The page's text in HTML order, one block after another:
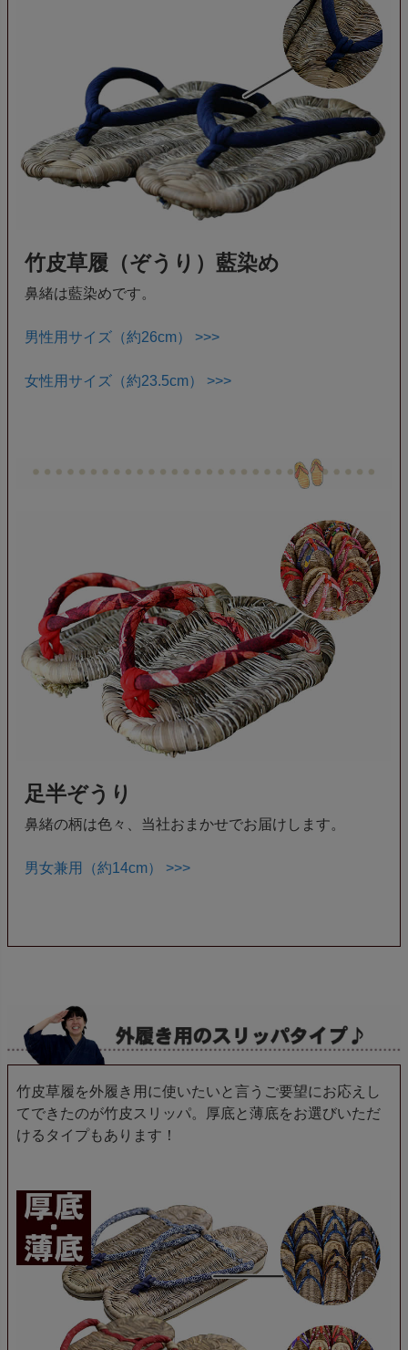
竹皮草履（ぞうり）藍染め
鼻緒は藍染めです。
男性用サイズ（約26cm） >>>
女性用サイズ（約23.5cm） >>>
足半ぞうり
鼻緒の柄は色々、当社おまかせでお届けします。
男女兼用（約14cm） >>>
竹皮草履を外履き用に使いたいと言うご要望にお応えし
てできたのが竹皮スリッパ。厚底と薄底をお選びいただ
けるタイプもあります！